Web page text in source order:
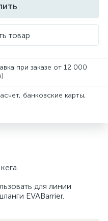
товар
при заказе от 12 000
банковские карты,
для линии
EVABarrier.